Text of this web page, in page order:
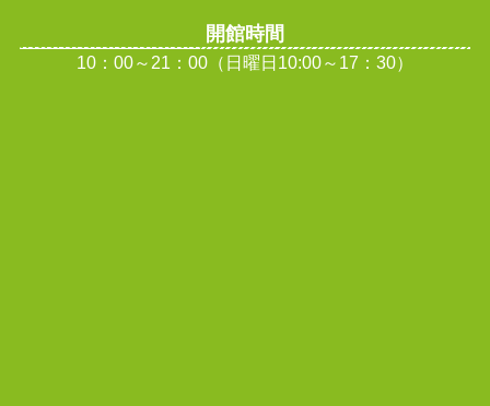
開館時間
10：00～21：00（日曜日10:00～17：30）